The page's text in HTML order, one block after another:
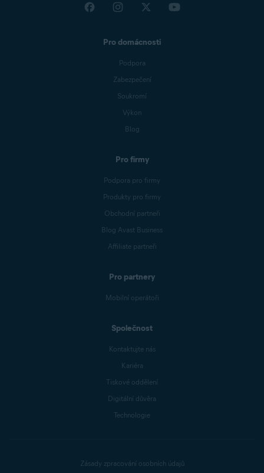
Pro domácnosti
Podpora
Zabezpečení
Soukromí
Výkon
Blog
Pro firmy
Podpora pro firmy
Produkty pro firmy
Obchodní partneři
Blog Avast Business
Affiliate partneři
Pro partnery
Mobilní operátoři
Společnost
Kontaktujte nás
Kariéra
Tiskové oddělení
Digitální důvěra
Technologie
Zásady zpracování osobních údajů